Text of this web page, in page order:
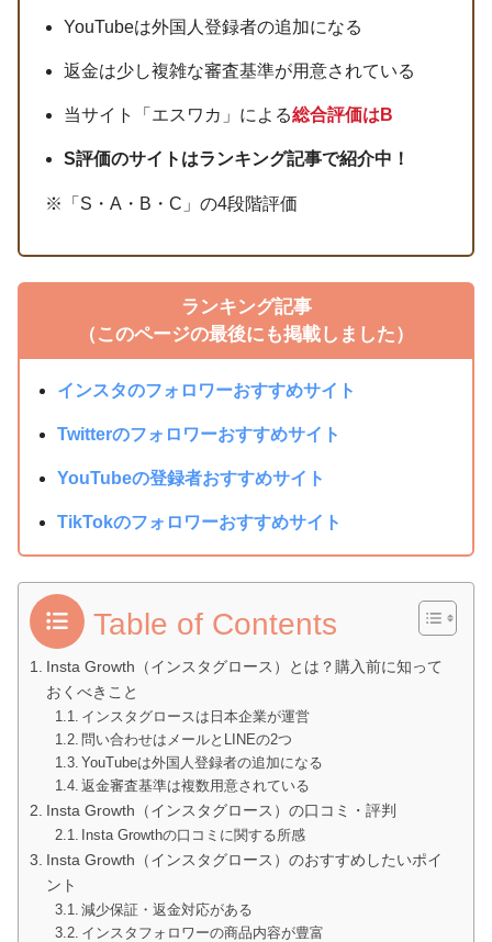
YouTubeは外国人登録者の追加になる
返金は少し複雑な審査基準が用意されている
当サイト「エスワカ」による総合評価はB
S評価のサイトはランキング記事で紹介中！
※「S・A・B・C」の4段階評価
ランキング記事
（このページの最後にも掲載しました）
インスタのフォロワーおすすめサイト
Twitterのフォロワーおすすめサイト
YouTubeの登録者おすすめサイト
TikTokのフォロワーおすすめサイト
Table of Contents
Insta Growth（インスタグロース）とは？購入前に知って
おくべきこと
インスタグロースは日本企業が運営
問い合わせはメールとLINEの2つ
YouTubeは外国人登録者の追加になる
返金審査基準は複数用意されている
Insta Growth（インスタグロース）の口コミ・評判
Insta Growthの口コミに関する所感
Insta Growth（インスタグロース）のおすすめしたいポイ
ント
減少保証・返金対応がある
インスタフォロワーの商品内容が豊富